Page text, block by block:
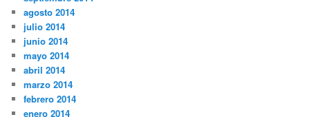
agosto 2014
julio 2014
junio 2014
mayo 2014
abril 2014
marzo 2014
febrero 2014
enero 2014